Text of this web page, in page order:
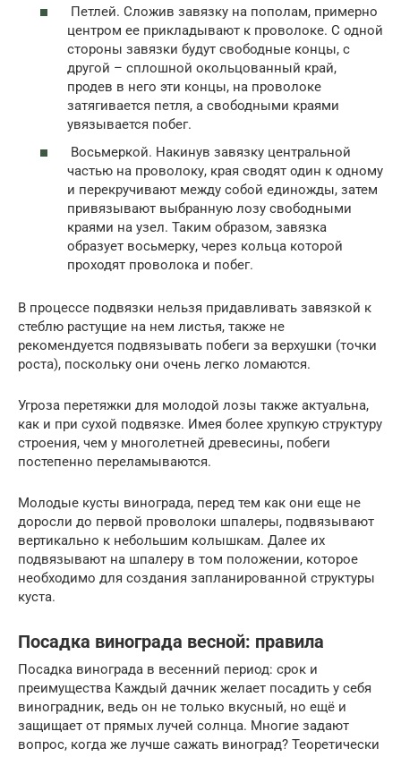
Петлей. Сложив завязку на пополам, примерно
центром ее прикладывают к проволоке. С одной
стороны завязки будут свободные концы, с
другой – сплошной окольцованный край,
продев в него эти концы, на проволоке
затягивается петля, а свободными краями
увязывается побег.
Восьмеркой. Накинув завязку центральной
частью на проволоку, края сводят один к одному
и перекручивают между собой единожды, затем
привязывают выбранную лозу свободными
краями на узел. Таким образом, завязка
образует восьмерку, через кольца которой
проходят проволока и побег.
В процессе подвязки нельзя придавливать завязкой к
стеблю растущие на нем листья, также не
рекомендуется подвязывать побеги за верхушки (точки
роста), поскольку они очень легко ломаются.
Угроза перетяжки для молодой лозы также актуальна,
как и при сухой подвязке. Имея более хрупкую структуру
строения, чем у многолетней древесины, побеги
постепенно переламываются.
Молодые кусты винограда, перед тем как они еще не
доросли до первой проволоки шпалеры, подвязывают
вертикально к небольшим колышкам. Далее их
подвязывают на шпалеру в том положении, которое
необходимо для создания запланированной структуры
куста.
Посадка винограда ве­сной: правила​
Посадка винограда в весенний период: срок и
преимущества​ Каждый дачник желает посадить у себя
вин­оградник, ведь он не только вкусный, но ещё и
защищает от прям­ых лучей солнца. Мно­гие задают
вопрос, ко­гда же лучше сажать виноград?​ Теоретически